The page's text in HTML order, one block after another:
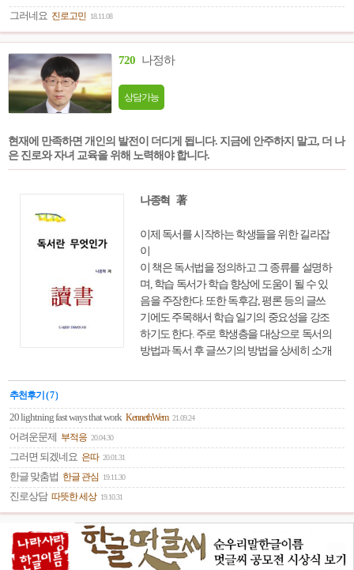
우선시할 것이 ‘사고방식’이라 강조하고, 늘
질 젊은이들에게 주문하고 있다. 실패를 거듭
했던 학생 시절, 첫 직장 쇼후공업 입사, 교세
라와 KDDI 창립, JAL 회생 과정 등에 관한 내
늘 부정적인 생각에 사로잡혀 있는 사람이거
장 중요시해야 하는 것 등 삶의 지혜를 구하고
가갈 것이다.
그러네요 진로고민 18.11.08
720 나정하
상담가능
현재에 만족하면 개인의 발전이 더디게 됩니다. 지금에 안주하지 말고, 더 나
은 진로와 자녀 교육을 위해 노력해야 합니다.
나종혁 著
이제 독서를 시작하는 학생들을 위한 길라잡
이
이 책은 독서법을 정의하고 그 종류를 설명하
며, 학습 독서가 학습 향상에 도움이 될 수 있
음을 주장한다. 또한 독후감, 평론 등의 글쓰
기에도 주목해서 학습 일기의 중요성을 강조
하기도 한다. 주로 학생층을 대상으로 독서의
방법과 독서 후 글쓰기의 방법을 상세히 소개
추천후기 ( 7 )
20 lightning fast ways that work KennethWem 21.09.24
어려운문제 부적응 20.04.30
그러면 되겠네요 은따 20.01.31
한글 맞춤법 한글 관심 19.11.30
진로상담 따뜻한 세상 19.10.31